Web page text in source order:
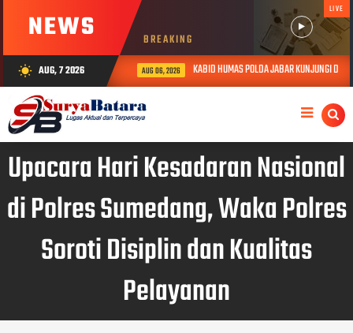
NEWS BREAKING
LIVE
wb_sunny AUG, 7 2026 AUG 06, 2026 KABID HUMAS POLDA JABAR KUNJUNGI DAN
Upacara Hari Kesadaran Nasional
di Polres Sumedang, Waka Polres
Soroti Disiplin dan Kualitas
Pelayanan